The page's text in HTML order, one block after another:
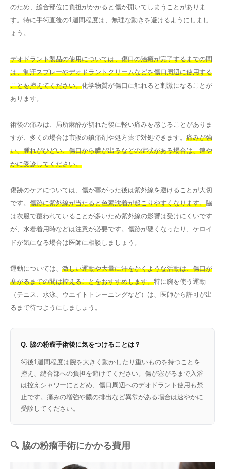
のため、縫合部位に負担がかかると傷が開いてしまうことがありま
す。特に手術直後の1週間程度は、無理な動きを避けるようにしまし
ょう。
デオドラント製品の使用については、傷口の治癒が完了するまでの間
は、制汗スプレーやデオドラントクリームなどを傷口周辺に使用する
ことを控えてください。化学物質が傷口に触れると刺激になることが
あります。
術後の痛みは、局所麻酔が切れた後に軽い痛みを感じることがありま
すが、多くの場合は市販の鎮痛剤や処方薬で対処できます。 痛みが強
い、腫れがひどい、傷口から膿が出るなどの症状がある場合は、速や
かに受診してください。
傷跡のケアについては、傷が塞がった後は紫外線を避けることが大切
です。 傷跡に紫外線が当たると色素沈着が起こりやすくなります。脇
は衣服で覆われていることが多いため紫外線の影響は受けにくいです
が、水着着用時などは注意が必要です。傷跡が硬くなったり、ケロイ
ドが気になる場合は医師に相談しましょう。
運動については、 激しい運動や大量に汗をかくような活動は、傷口が
塞がるまでの間は控えることをおすすめします。特に腕を使う運動
（テニス、水泳、ウエイトトレーニングなど）は、医師から許可が出
るまで待つようにしましょう。
Q. 脇の粉瘤手術後に気をつけることは？
術後1週間程度は腕を大きく動かしたり重いものを持つことを
控え、縫合部への負担を避けてください。傷が塞がるまで入浴
は控えシャワーにとどめ、傷口周辺へのデオドラント使用も禁
止です。痛みの増強や膿の排出など異常がある場合は速やかに
受診してください。
🔍 脇の粉瘤手術にかかる費用